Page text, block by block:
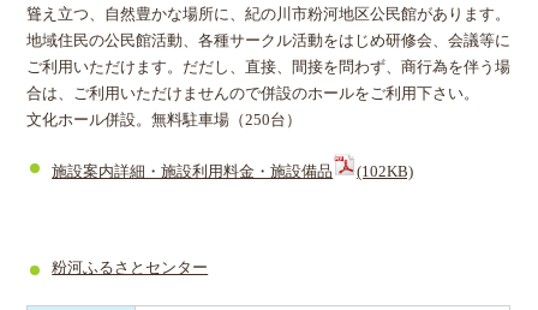
聳え立つ、自然豊かな場所に、紀の川市粉河地区公民館があります。
地域住民の公民館活動、各種サークル活動をはじめ研修会、会議等に
ご利用いただけます。だだし、直接、間接を問わず、商行為を伴う場
合は、ご利用いただけませんので併設のホールをご利用下さい。
文化ホール併設。無料駐車場（250台）
施設案内詳細・施設利用料金・施設備品 (102KB)
粉河ふるさとセンター